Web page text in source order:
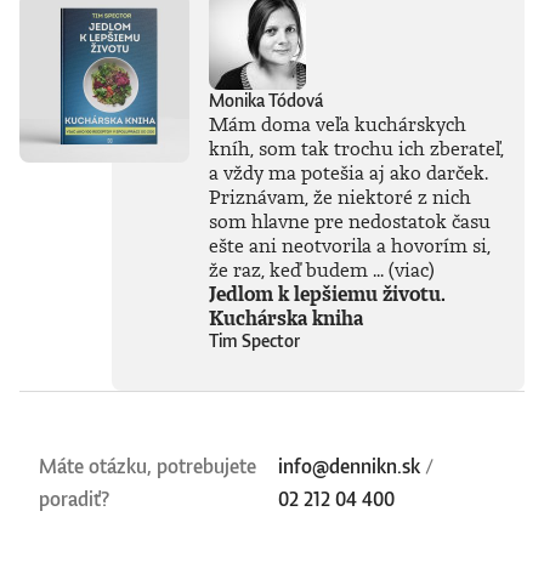
Monika Tódová
Mám doma veľa kuchárskych
kníh, som tak trochu ich zberateľ,
a vždy ma potešia aj ako darček.
Priznávam, že niektoré z nich
som hlavne pre nedostatok času
ešte ani neotvorila a hovorím si,
že raz, keď budem ...(viac)
Jedlom k lepšiemu životu.
Kuchárska kniha
Tim Spector
Máte otázku, potrebujete
poradiť?
info@dennikn.sk /
02 212 04 400